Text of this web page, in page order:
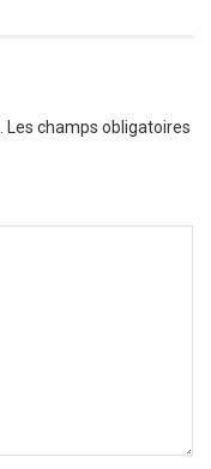
Les champs obligatoires